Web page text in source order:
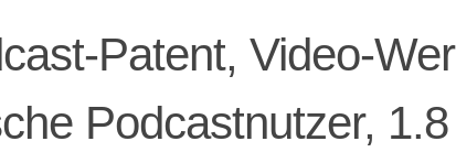
Patent, Video-
Podcastnutzer,